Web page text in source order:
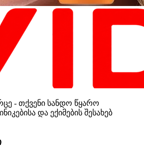
- თქვენი სანდო წყარო
და ექიმების შესახებ